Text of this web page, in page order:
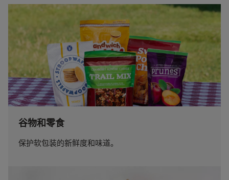
谷物和零食
保护软包装的新鲜度和味道。